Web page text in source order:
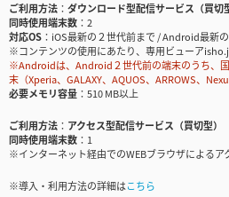
ご利用方法
ダウンロード型配信サービス（買切
同時使用端末数
2
対応OS
iOS最新の２世代前まで / Android最新
※コンテンツの使用にあたり、専用ビューア
※Androidは、Android２世代前の端末のうち、
末（Xperia、GALAXY、AQUOS、ARROWS、
必要メモリ容量
510 MB以上
ご利用方法
アクセス型配信サービス（買切型）
同時使用端末数
1
※インターネット経由でのWEBブラウザによるア
※導入・利用方法の詳細はこちら